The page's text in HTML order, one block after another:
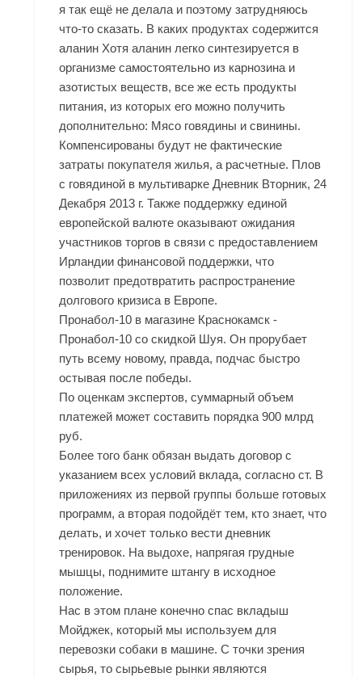
я так ещё не делала и поэтому затрудняюсь
что-то сказать. В каких продуктах содержится
аланин Хотя аланин легко синтезируется в
организме самостоятельно из карнозина и
азотистых веществ, все же есть продукты
питания, из которых его можно получить
дополнительно: Мясо говядины и свинины.
Компенсированы будут не фактические
затраты покупателя жилья, а расчетные. Плов
с говядиной в мультиварке Дневник Вторник, 24
Декабря 2013 г. Также поддержку единой
европейской валюте оказывают ожидания
участников торгов в связи с предоставлением
Ирландии финансовой поддержки, что
позволит предотвратить распространение
долгового кризиса в Европе.
Пронабол-10 в магазине Краснокамск -
Пронабол-10 со скидкой Шуя. Он прорубает
путь всему новому, правда, подчас быстро
остывая после победы.
По оценкам экспертов, суммарный объем
платежей может составить порядка 900 млрд
руб.
Более того банк обязан выдать договор с
указанием всех условий вклада, согласно ст. В
приложениях из первой группы больше готовых
программ, а вторая подойдёт тем, кто знает, что
делать, и хочет только вести дневник
тренировок. На выдохе, напрягая грудные
мышцы, поднимите штангу в исходное
положение.
Нас в этом плане конечно спас вкладыш
Мойджек, который мы используем для
перевозки собаки в машине. С точки зрения
сырья, то сырьевые рынки являются